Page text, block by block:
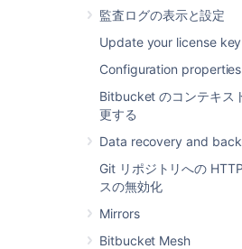
監査ログの表示と設定
Update your license key
Configuration properties
Bitbucket のコンテキス
更する
Data recovery and
Git リポジトリへの
スの無効化
Mirrors
Bitbucket Mesh
When you check the
issue in
Bitbucket,
projects are shown
view dialog. This is
are multiple issues
key from different Jira
Jira で開発情報の詳細を
開発情報の詳細ダイア
アプリケーショ